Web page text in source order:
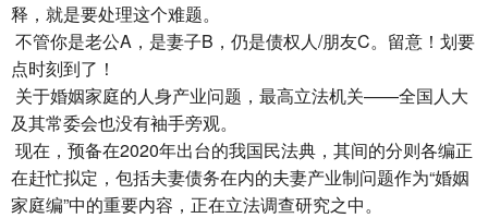
释，就是要处理这个难题。
不管你是老公A，是妻子B，仍是债权人/朋友C。留意！划要
点时刻到了！
关于婚姻家庭的人身产业问题，最高立法机关——全国人大
及其常委会也没有袖手旁观。
现在，预备在2020年出台的我国民法典，其间的分则各编正
在赶忙拟定，包括夫妻债务在内的夫妻产业制问题作为“婚姻
家庭编”中的重要内容，正在立法调查研究之中。